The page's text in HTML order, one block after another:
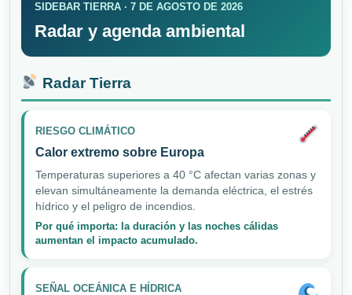
SIDEBAR TIERRA · 7 DE AGOSTO DE 2026
Radar y agenda ambiental
Radar Tierra
RIESGO CLIMÁTICO
Calor extremo sobre Europa
Temperaturas superiores a 40 °C afectan varias zonas y
elevan simultáneamente la demanda eléctrica, el estrés
hídrico y el peligro de incendios.
Por qué importa: la duración y las noches cálidas
aumentan el impacto acumulado.
SEÑAL OCEÁNICA E HÍDRICA